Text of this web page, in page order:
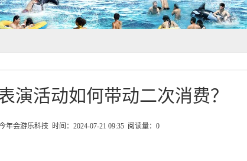
演活动如何带动二次消费？
年会游乐科技 时间：2024-07-21 09:35 阅读量： 0